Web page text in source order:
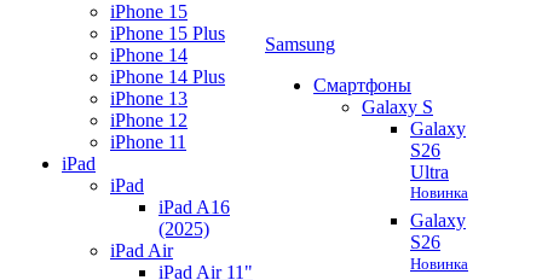
iPhone 15
iPhone 15 Plus
iPhone 14
iPhone 14 Plus
iPhone 13
iPhone 12
iPhone 11
iPad
iPad
iPad A16
(2025)
iPad Air
iPad Air 11"
Samsung
Смартфоны
Galaxy S
Galaxy
S26
Ultra
Новинка
Galaxy
S26
Новинка